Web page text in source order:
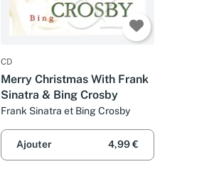
CD
Merry Christmas With Frank
Sinatra & Bing Crosby
Frank Sinatra et Bing Crosby
Ajouter 4,99 €